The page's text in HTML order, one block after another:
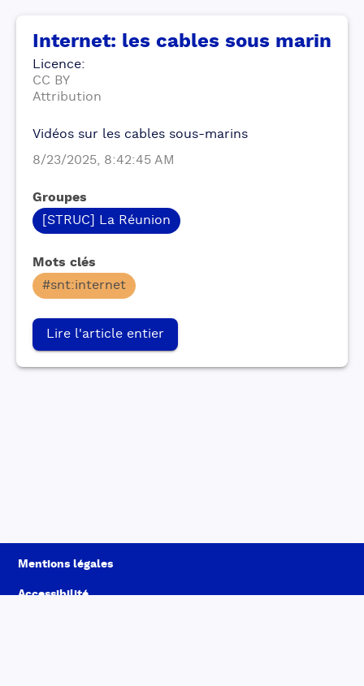
Internet: les cables sous marin
Licence:
CC BY
Attribution
Vidéos sur les cables sous-marins
8/23/2025, 8:42:45 AM
Groupes
[STRUC] La Réunion
Mots clés
#snt:internet
Lire l'article entier
Mentions légales
Accessibilité